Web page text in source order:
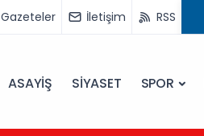
Gazeteler İletişim RSS
ASAYİŞ SİYASET SPOR